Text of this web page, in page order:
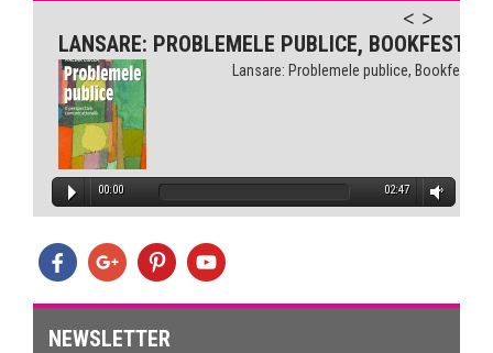
LANSARE: PROBLEMELE PUBLICE, BOOKFEST
Lansare: Problemele publice, Bookfest
00:00 02:47
NEWSLETTER